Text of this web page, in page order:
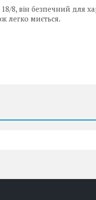
8, він безпечний для
легко миється.